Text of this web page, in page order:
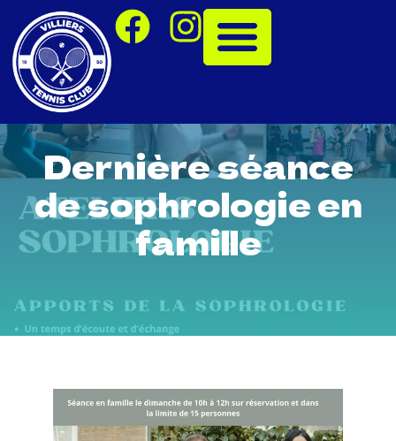
Dernière séance
de sophrologie en
famille